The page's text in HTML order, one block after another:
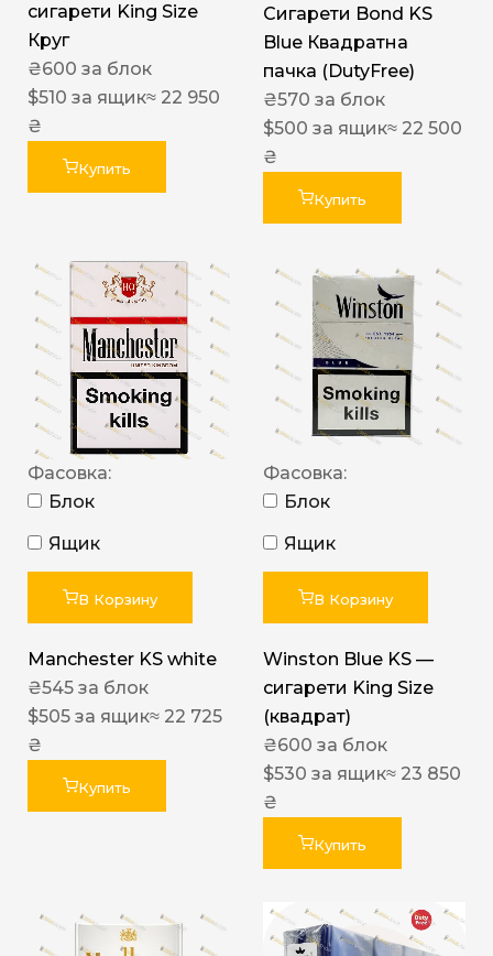
сигарети King Size
Круг
₴600 за блок
$510 за ящик≈ 22 950
₴
Купить
Сигарети Bond KS
Blue Квадратна
пачка (DutyFree)
₴570 за блок
$500 за ящик≈ 22 500
₴
Купить
Фасовка:
Блок
Ящик
В Корзину
Manchester KS white
₴545 за блок
$505 за ящик≈ 22 725
₴
Купить
Фасовка:
Блок
Ящик
В Корзину
Winston Blue KS —
сигарети King Size
(квадрат)
₴600 за блок
$530 за ящик≈ 23 850
₴
Купить